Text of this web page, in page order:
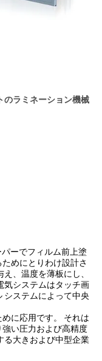
のラミネーション機械
ーでフィルム前上塗
めにとりわけ設計さ
、温度を薄板にし、
気システムはタッチ画
システムによって中央
に応用です。 それは
い圧力および高精度
る大きおよび中型企業